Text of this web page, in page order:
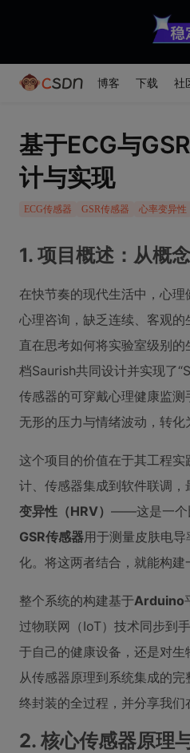
博客 下载 社
基于ECG与
计与实现
ECG传感器 GSR传感器 心率变异性
1. 项目概述：从概
在快节奏的现代生活中，心
心理咨询，缺乏连续、客观
直在思考如何将实验室级别
档Saurish共同设计并实现了
传感器的可穿戴心理健康监
无形的压力与情绪波动，转
这个项目的价值在于其工程
计、传感器集成到软件联调
变异性（HRV） ——这是一个
GSR传感器用于测量皮肤电
化。将这两者结合，就能构
整个系统的构建基于Arduino
过物联网（IoT）技术同步到
于自己的健康设备，还是对
从传感器原理到系统集成的
终封装的全过程，并分享我
2. 核心传感器原理